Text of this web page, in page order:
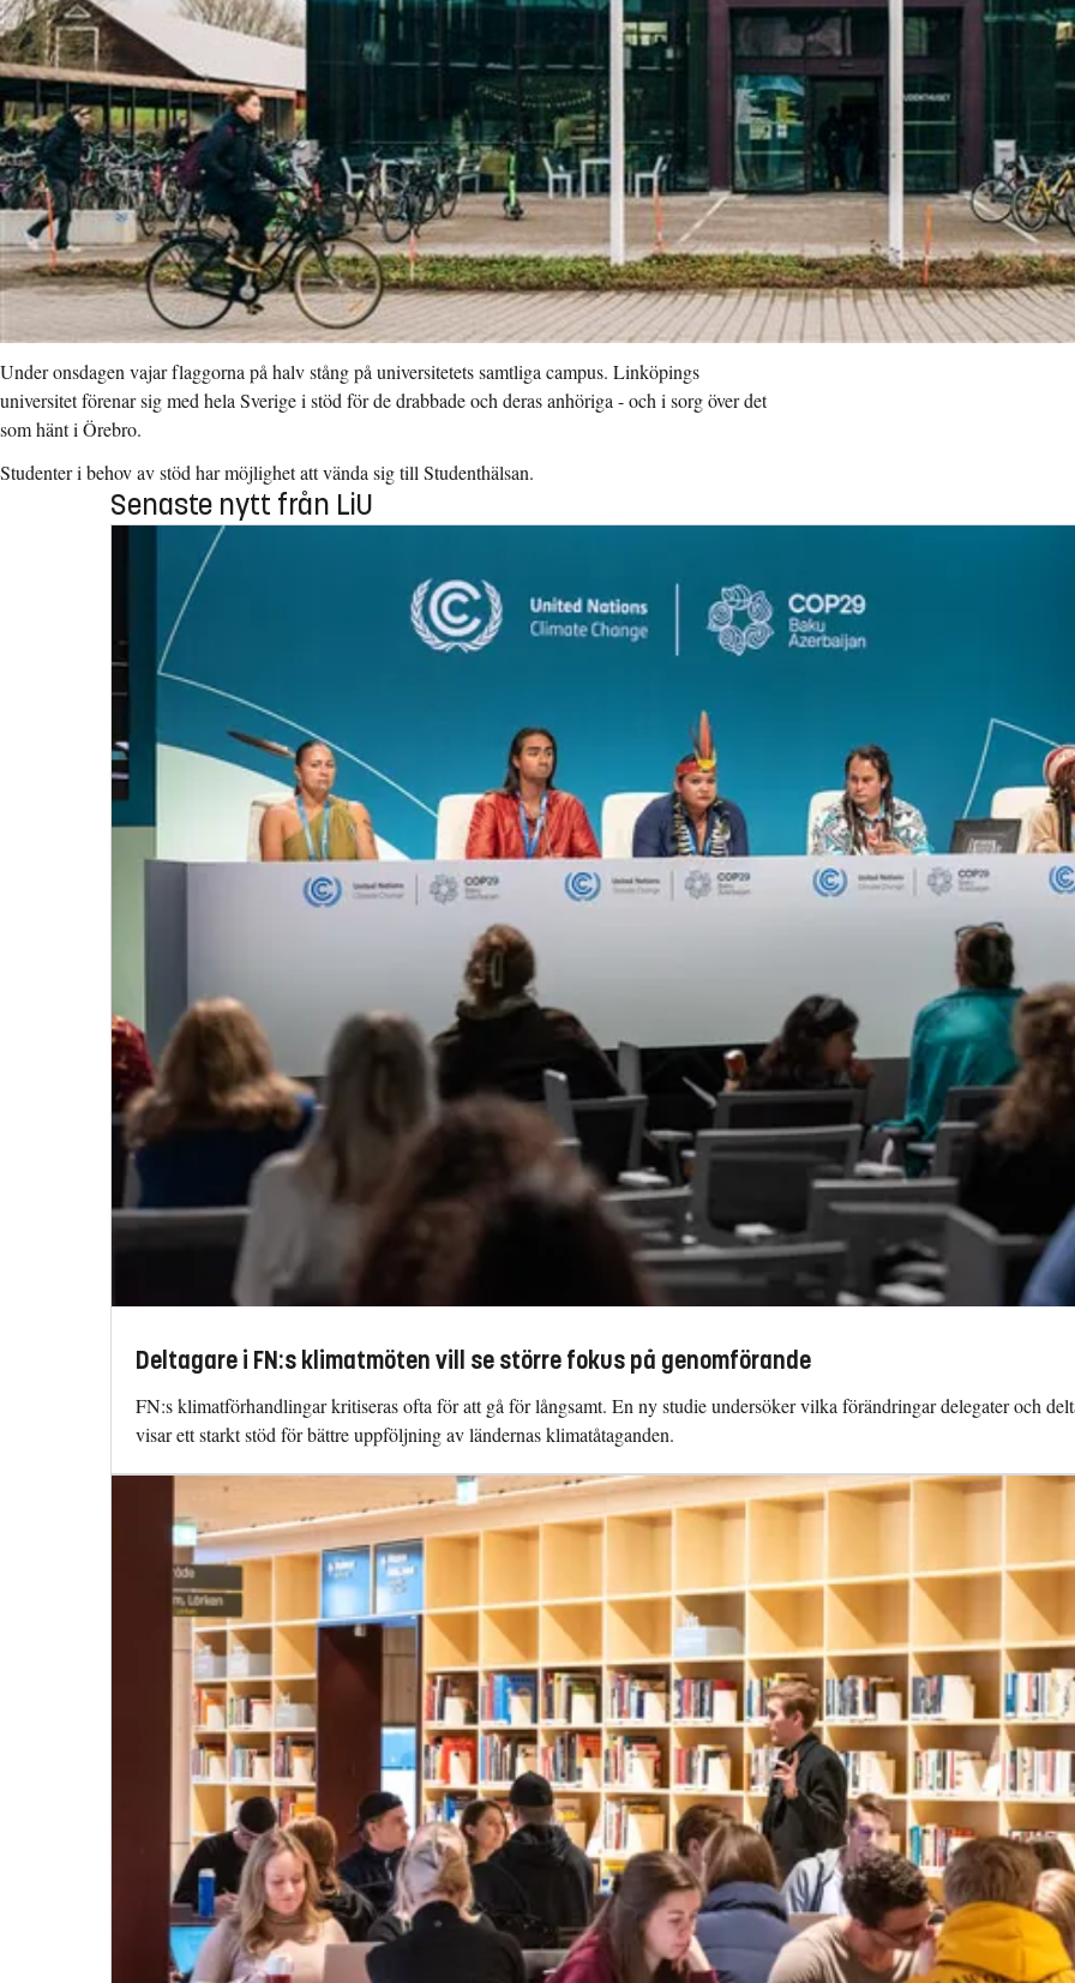
Under onsdagen vajar flaggorna på halv stång på universitetets samtliga campus. Linköpings
universitet förenar sig med hela Sverige i stöd för de drabbade och deras anhöriga - och i sorg över det
som hänt i Örebro.
Studenter i behov av stöd har möjlighet att vända sig till Studenthälsan.
Senaste nytt från LiU
Deltagare i FN:s klimatmöten vill se större fokus på genomförande
FN:s klimatförhandlingar kritiseras ofta för att gå för långsamt. En ny studie undersöker vilka förändringar delegater och
visar ett starkt stöd för bättre uppföljning av ländernas klimatåtaganden.